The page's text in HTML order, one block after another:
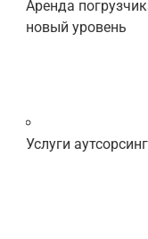
Аренда
новый уровень
Услуги